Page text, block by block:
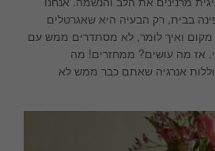
בבית, רק הבעיה היא שאגרטלים
ואיך לומר, לא מסתדרים ממש עם
אז מה עושים? ממחזרים! מה
אנרגיה שאתם כבר ממש לא